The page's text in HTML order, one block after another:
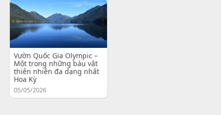
Vườn Quốc Gia Olympic –
Một trong những báu vật
thiên nhiên đa dạng nhất
Hoa Kỳ
05/05/2026